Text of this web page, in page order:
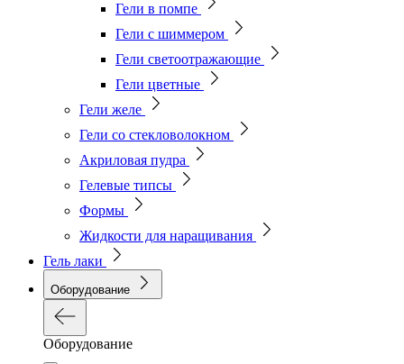
Гели в помпе
Гели с шиммером
Гели светоотражающие
Гели цветные
Гели желе
Гели со стекловолокном
Акриловая пудра
Гелевые типсы
Формы
Жидкости для наращивания
Гель лаки
Оборудование
Оборудование